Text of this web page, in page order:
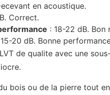
en acoustique.
Correct.
: 18-22 dB. Bon
20 dB. Bonne
de qualite avec une
bois ou de la pierre